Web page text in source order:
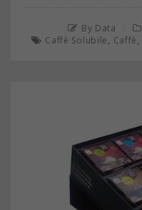
By Data
Caffè Solubile
Caffè